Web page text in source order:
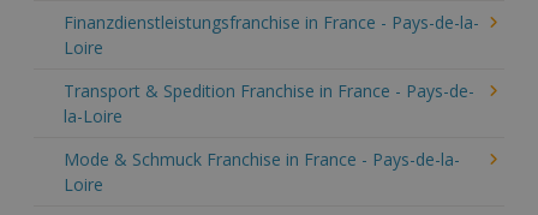
Finanzdienstleistungsfranchise in France - Pays-de-la-
Loire
Transport & Spedition Franchise in France - Pays-de-
la-Loire
Mode & Schmuck Franchise in France - Pays-de-la-
Loire